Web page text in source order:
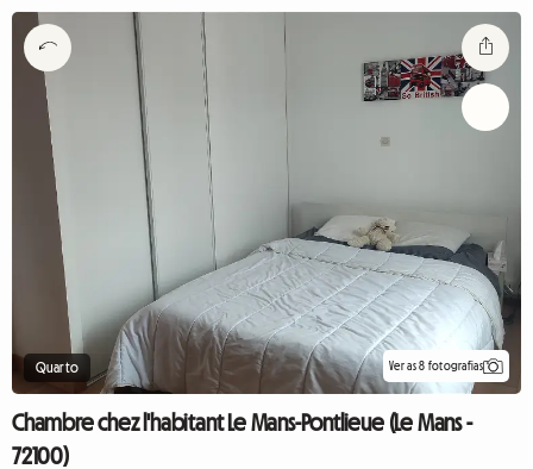
Quarto Ver as 8 fotografias
Chambre chez l'habitant Le Mans-Pontlieue (Le Mans -
72100)